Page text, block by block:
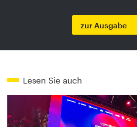
zur Ausgabe
Lesen Sie auch